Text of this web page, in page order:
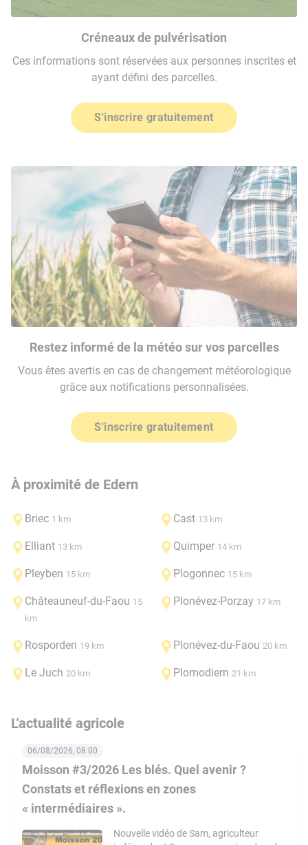
Créneaux de pulvérisation
Ces informations sont réservées aux personnes inscrites et
ayant défini des parcelles.
S'inscrire gratuitement
Restez informé de la météo sur vos parcelles
Vous êtes avertis en cas de changement météorologique
grâce aux notifications personnalisées.
S'inscrire gratuitement
À proximité de Edern
Briec 1 km Cast 13 km
Elliant 13 km Quimper 14 km
Pleyben 15 km Plogonnec 15 km
Châteauneuf-du-Faou 15
km
Plonévez-Porzay 17 km
Rosporden 19 km Plonévez-du-Faou 20 km
Le Juch 20 km Plomodiern 21 km
L'actualité agricole
Moisson #3/2026 Les blés. Quel avenir ?
Constats et réflexions en zones
« intermédiaires ».
06/08/2026, 08:00
Nouvelle vidéo de Sam, agriculteur